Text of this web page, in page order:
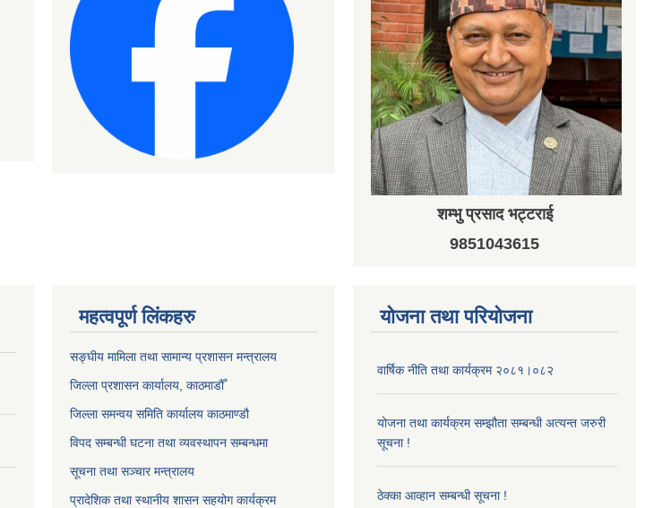
शम्भु प्रसाद भट्टराई
9851043615
महत्वपूर्ण लिंकहरु
सङ्‍घीय मामिला तथा सामान्य प्रशासन मन्त्रालय
जिल्ला प्रशासन कार्यालय, काठमाडौँ
जिल्ला समन्वय समिति कार्यालय काठमाण्ड‌ौ
विपद सम्बन्धी घटना तथा व्यवस्थापन सम्बन्धमा
सूचना तथा सञ्चार मन्त्रालय
प्रादेशिक तथा स्थानीय शासन सहयोग कार्यक्रम
योजना तथा परियोजना
वार्षिक नीति तथा कार्यक्रम २०८१।०८२
योजना तथा कार्यक्रम सम्झौता सम्बन्धी अत्यन्त जरुरी
सूचना !
ठेक्का आव्हान सम्बन्धी सूचना !